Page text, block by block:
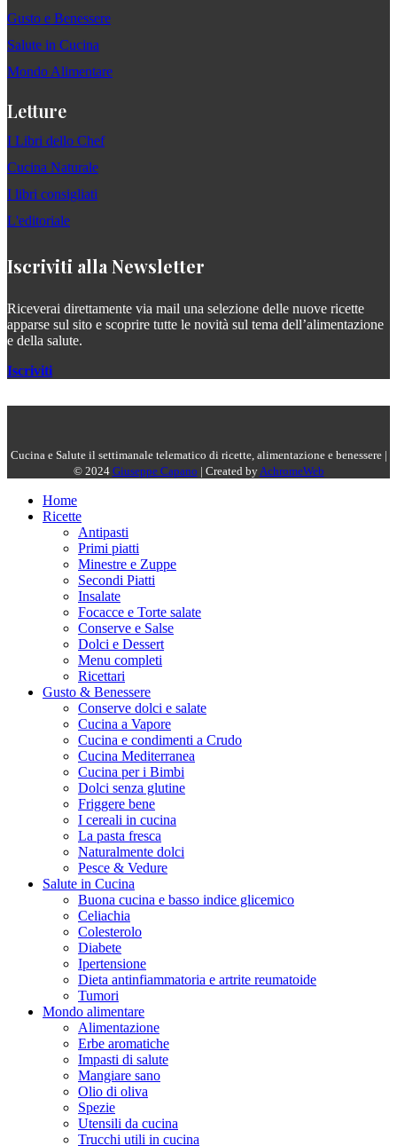
Gusto e Benessere
Salute in Cucina
Mondo Alimentare
Letture
I Libri dello Chef
Cucina Naturale
I libri consigliati
L'editoriale
Iscriviti alla Newsletter
Riceverai direttamente via mail una selezione delle nuove ricette
apparse sul sito e scoprire tutte le novità sul tema dell’alimentazione
e della salute.
Iscriviti
Cucina e Salute il settimanale telematico di ricette, alimentazione e benessere |
© 2024 Giuseppe Capano | Created byAchromeWeb
Home
Ricette
Antipasti
Primi piatti
Minestre e Zuppe
Secondi Piatti
Insalate
Focacce e Torte salate
Conserve e Salse
Dolci e Dessert
Menu completi
Ricettari
Gusto & Benessere
Conserve dolci e salate
Cucina a Vapore
Cucina e condimenti a Crudo
Cucina Mediterranea
Cucina per i Bimbi
Dolci senza glutine
Friggere bene
I cereali in cucina
La pasta fresca
Naturalmente dolci
Pesce & Vedure
Salute in Cucina
Buona cucina e basso indice glicemico
Celiachia
Colesterolo
Diabete
Ipertensione
Dieta antinfiammatoria e artrite reumatoide
Tumori
Mondo alimentare
Alimentazione
Erbe aromatiche
Impasti di salute
Mangiare sano
Olio di oliva
Spezie
Utensili da cucina
Trucchi utili in cucina